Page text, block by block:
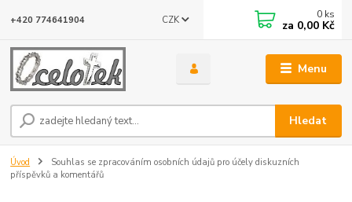
Menu
CZK
Hledat
+420 774641904 0 ks
za 0,00 Kč
Úvod
Souhlas se zpracováním osobních údajů pro účely diskuzních
příspěvků a komentářů